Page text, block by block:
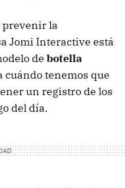
prevenir la
Jomi Interactive está
de botella
cuándo tenemos que
un registro de los
del día.